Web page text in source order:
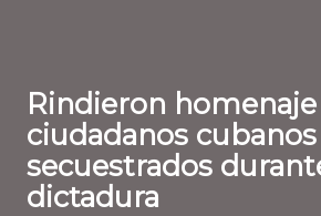
Rindieron homenaje
ciudadanos cubanos
secuestrados
dictadura